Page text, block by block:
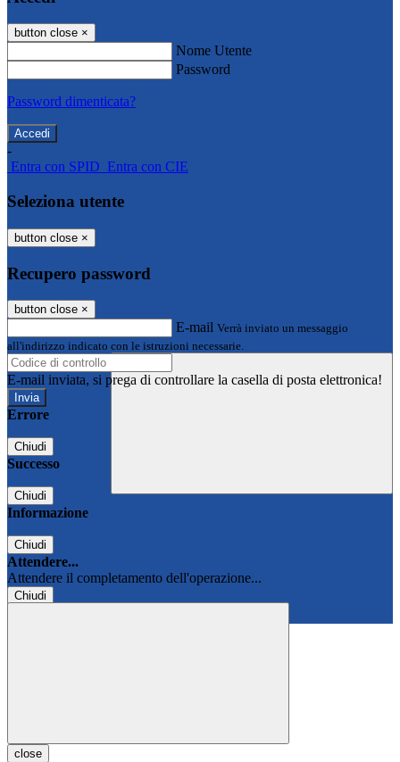
button close ×
Nome Utente
Password
Password dimenticata?
-
Entra con SPID Entra con CIE
Seleziona utente
button close ×
Recupero password
button close ×
E-mail Verrà inviato un messaggio
all'indirizzo indicato con le istruzioni necessarie.
E-mail inviata, si prega di controllare la casella di posta elettronica!
Errore
Chiudi
Successo
Chiudi
Informazione
Chiudi
Attendere...
Attendere il completamento dell'operazione...
Chiudi
close